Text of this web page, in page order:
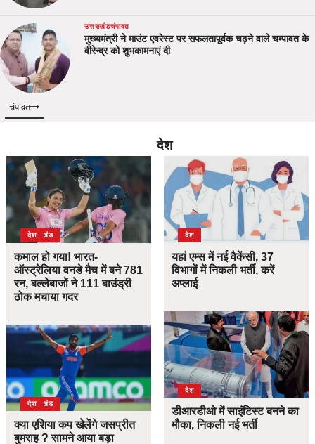
उत्तराखंडचंपावत
मुख्यमंत्री ने माउंट एवरेस्ट पर सफलतापूर्वक चढ़ने वाले चम्पावत के
वीरेन्द्र को शुभकामनाएं दी
चंपावत
देश
उत्तराखंड
देश
कमाल हो गया! भारत-
ऑस्ट्रेलिया वनडे मैच में बने 781
रन, बल्लेबाजों ने 111 बाउंड्री
ठोक मचाया गदर
उत्तराखंड
देश
क्या एशिया कप खेलेंगे जसप्रीत
बुमराह ? सामने आया बड़ा
देश
यहां एम्स में नई वैकेंसी, 37
विभागों में निकली भर्ती, करें
अप्लाई
देश
डीआरडीओ में साइंटिस्ट बनने का
मौका, निकली नई भर्ती